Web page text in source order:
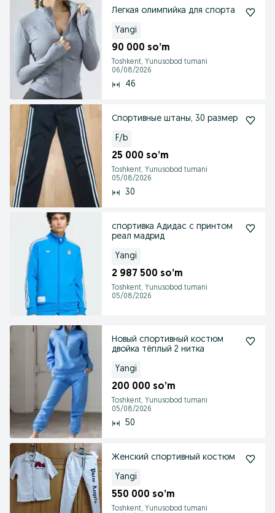
Легкая олимпийка для спорта
Yangi
90 000 so’m
Toshkent, Yunusobod tumani
06/08/2026
46
Спортивные штаны, 30 размер
F/b
25 000 so’m
Toshkent, Yunusobod tumani
05/08/2026
30
спортивка Адидас с принтом
реал мадрид
Yangi
2 987 500 so’m
Toshkent, Yunusobod tumani
05/08/2026
Новый спортивный костюм
двойка тёплый 2 нитка
Yangi
200 000 so’m
Toshkent, Yunusobod tumani
05/08/2026
50
Женский спортивный костюм
Yangi
550 000 so’m
Toshkent, Yunusobod tumani